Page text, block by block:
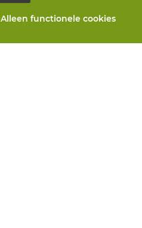
Alleen functionele cookies